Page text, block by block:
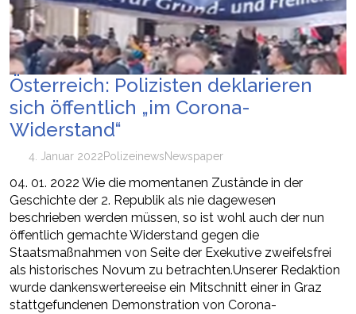
Österreich: Polizisten deklarieren
sich öffentlich „im Corona-
Widerstand“
4. Januar 2022PolizeinewsNewspaper
04. 01. 2022 Wie die momentanen Zustände in der
Geschichte der 2. Republik als nie dagewesen
beschrieben werden müssen, so ist wohl auch der nun
öffentlich gemachte Widerstand gegen die
Staatsmaßnahmen von Seite der Exekutive zweifelsfrei
als historisches Novum zu betrachten.Unserer Redaktion
wurde dankenswertereeise ein Mitschnitt einer in Graz
stattgefundenen Demonstration von Corona-